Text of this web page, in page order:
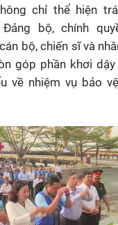
chỉ thể hiện
bộ, chính
bộ, chiến sĩ và
góp phần khơi
về nhiệm vụ bảo